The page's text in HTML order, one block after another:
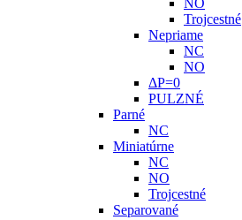
NO
Trojcestné
Nepriame
NC
NO
ΔP=0
PULZNÉ
Parné
NC
Miniatúrne
NC
NO
Trojcestné
Separované